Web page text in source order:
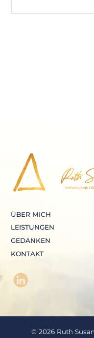
ÜBER MICH
LEISTUNGEN
GEDANKEN
KONTAKT
© 2026 Ruth